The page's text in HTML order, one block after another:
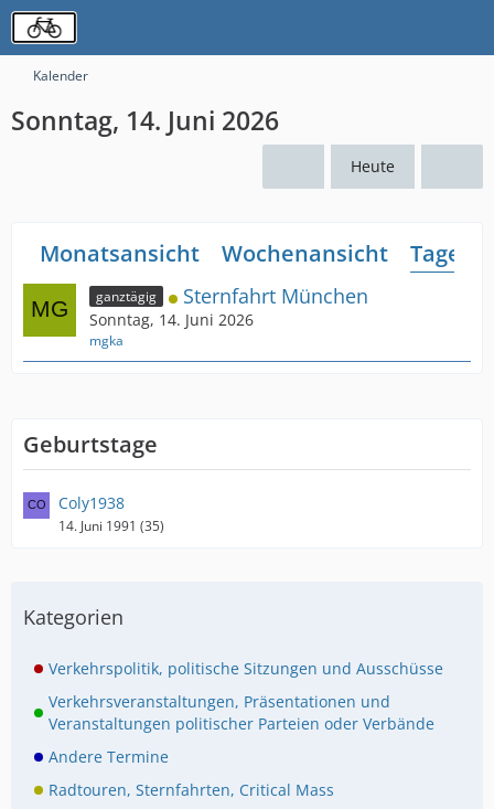
Kalender
Sonntag, 14. Juni 2026
Heute
Monatsansicht Wochenansicht
ganztägig Sternfahrt München
Sonntag, 14. Juni 2026
mgka
Geburtstage
Coly1938
14. Juni 1991 (35)
Kategorien
Verkehrspolitik, politische Sitzungen und Ausschüsse
Verkehrsveranstaltungen, Präsentationen und
Veranstaltungen politischer Parteien oder Verbände
Andere Termine
Radtouren, Sternfahrten, Critical Mass